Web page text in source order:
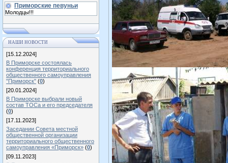
Приморские певуньи
Молодцы!!!
НАШИ НОВОСТИ
[15.12.2024]
В Приморске состоялась
конференция территориального
общественного самоуправления
"Приморск" (0)
[20.01.2024]
В Приморске выбрали новый
состав ТОСа и его председателя
(0)
[17.11.2023]
Заседании Совета местной
общественной организации
территориального общественного
самоуправления «Приморск» (0)
[09.11.2023]